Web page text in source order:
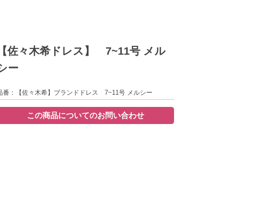
【佐々木希ドレス】 7~11号 メル
ー
番：【佐々木希】ブランドドレス 7~11号 メルシー
この商品についてのお問い合わせ